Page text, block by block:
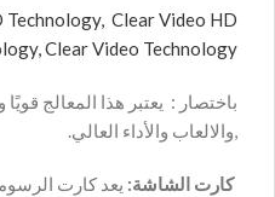
Clear Video HD
Clear Video Technology
باختصار : يعتبر هذا المعالج
,والالعاب والأداء العالي.
كارت الشاشة: يعد كارت